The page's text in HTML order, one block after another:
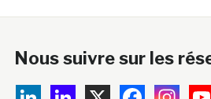
Nous suivre sur les